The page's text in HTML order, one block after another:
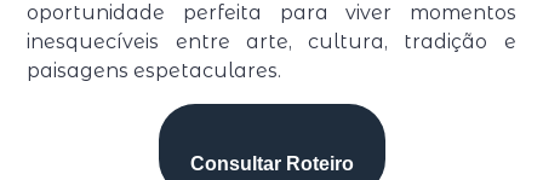
oportunidade perfeita para viver momentos
inesquecíveis entre arte, cultura, tradição e
paisagens espetaculares.
Consultar Roteiro